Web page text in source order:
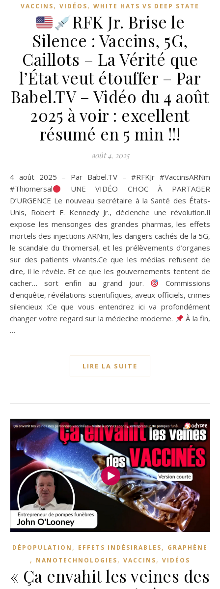
VACCINS, VIDÉOS, WHITE HATS VS DEEP STATE
RFK Jr. Brise le
Silence : Vaccins, 5G,
Caillots – La Vérité que
l’État veut étouffer – Par
Babel.TV – Vidéo du 4 août
2025 à voir : excellent
résumé en 5 min !!!
août 4, 2025
4 août 2025 – Par Babel.TV – #RFKJr #VaccinsARNm
#Thiomersal
UNE VIDÉO CHOC À PARTAGER
D’URGENCE Le nouveau secrétaire à la Santé des États-
Unis, Robert F. Kennedy Jr., déclenche une révolution.Il
expose les mensonges des grandes pharmas, les effets
mortels des injections ARNm, les dangers cachés de la 5G,
le scandale du thiomersal, et les prélèvements d’organes
sur des patients vivants.Ce que les médias refusent de
dire, il le révèle. Et ce que les gouvernements tentent de
cacher… sort enfin au grand jour.
Commissions
d’enquête, révélations scientifiques, aveux officiels, crimes
silencieux :Ce que vous entendrez ici va profondément
changer votre regard sur la médecine moderne.
À la fin,
…
LIRE LA SUITE
DÉPOPULATION , EFFETS INDÉSIRABLES, GRAPHÈNE
, NANOTECHNOLOGIES, VACCINS, VIDÉOS
« Ça envahit les veines des